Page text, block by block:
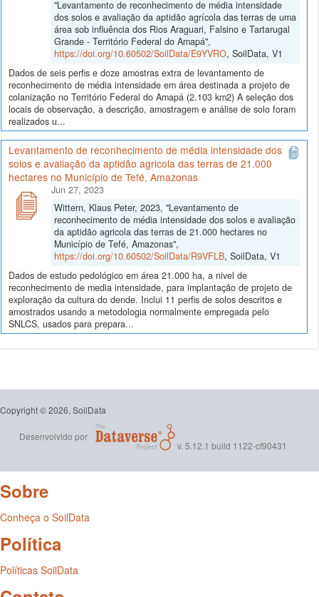
"Levantamento de reconhecimento de média intensidade
dos solos e avaliação da aptidão agrícola das terras de uma
área sob influência dos Rios Araguari, Falsino e Tartarugal
Grande - Território Federal do Amapá",
https://doi.org/10.60502/SoilData/E9YVRO, SoilData, V1
Dados de seis perfis e doze amostras extra de levantamento de
reconhecimento de média intensidade em área destinada a projeto de
colanização no Território Federal do Amapá (2.103 km2) A seleção dos
locais de observação, a descrição, amostragem e análise de solo foram
realizados u...
Levantamento de reconhecimento de média intensidade dos
solos e avaliação da aptidão agricola das terras de 21.000
hectares no Município de Tefé, Amazonas
Jun 27, 2023
Wittern, Klaus Peter, 2023, "Levantamento de
reconhecimento de média intensidade dos solos e avaliação
da aptidão agricola das terras de 21.000 hectares no
Município de Tefé, Amazonas",
https://doi.org/10.60502/SoilData/R9VFLB, SoilData, V1
Dados de estudo pedológico em área 21.000 ha, a nivel de
reconhecimento de media intensidade, para implantação de projeto de
exploração da cultura do dende. Inclui 11 perfis de solos descritos e
amostrados usando a metodologia normalmente empregada pelo
SNLCS, usados para prepara...
Copyright © 2026, SoilData
Desenvolvido por
v. 5.12.1 build 1122-cf90431
Sobre
Conheça o SoilData
Política
Políticas SoilData